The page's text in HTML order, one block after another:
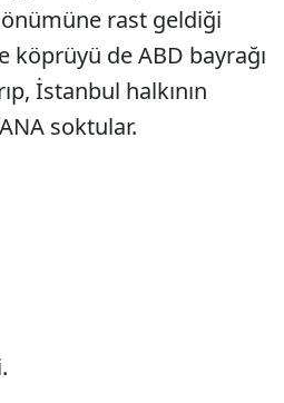
rast geldiği
köprüyü de ABD bayrağı
İstanbul halkının
soktular.